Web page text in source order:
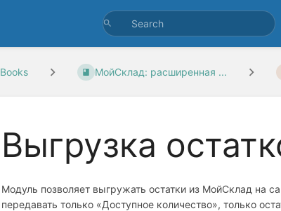
Books МойСклад: расширенная ...
Выгрузка
Модуль позволяет выгружать остатки из МойСклад на
передавать только «Доступное количество», только